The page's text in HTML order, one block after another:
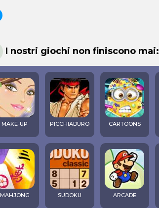
I nostri giochi non finiscono mai:
MAKE-UP PICCHIADURO CARTOONS
MAHJONG SUDOKU ARCADE